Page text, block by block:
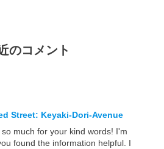
のコメント
Street: Keyaki-Dori-Avenue
much for your kind words! I'm
found the information helpful. I